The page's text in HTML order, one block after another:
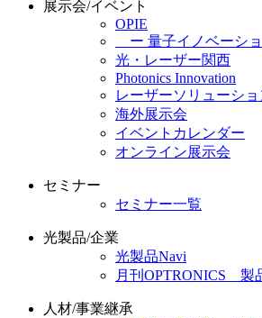
展示会/イベント
OPIE
ー 量子イノベーシ
光・レーザー関西
Photonics Innovation
レーザーソリューショ
海外展示会
イベントカレンダー
オンライン展示会
セミナー
セミナー一覧
光製品/企業
光製品Navi
月刊OPTRONICS 製
人材/事業継承